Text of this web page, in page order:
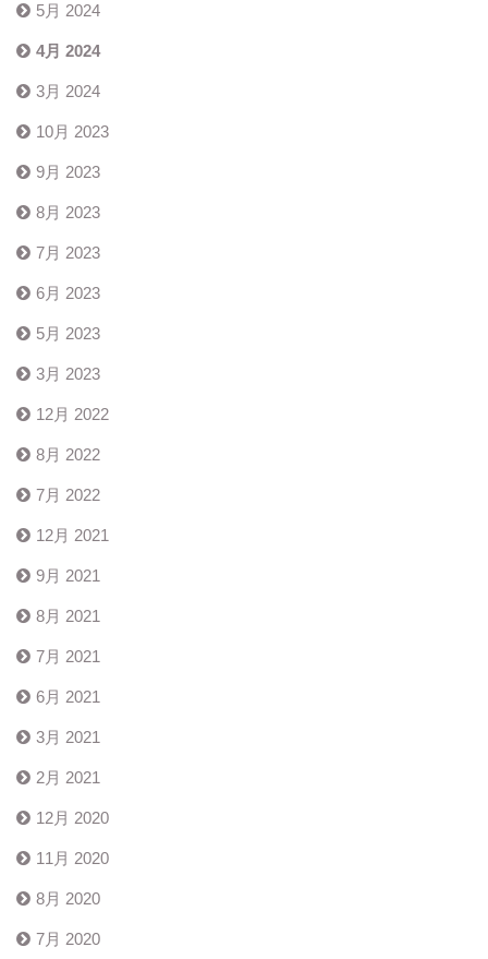
5月 2024
4月 2024
3月 2024
10月 2023
9月 2023
8月 2023
7月 2023
6月 2023
5月 2023
3月 2023
12月 2022
8月 2022
7月 2022
12月 2021
9月 2021
8月 2021
7月 2021
6月 2021
3月 2021
2月 2021
12月 2020
11月 2020
8月 2020
7月 2020